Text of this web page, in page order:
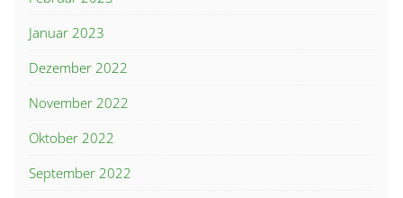
Januar 2023
Dezember 2022
November 2022
Oktober 2022
September 2022